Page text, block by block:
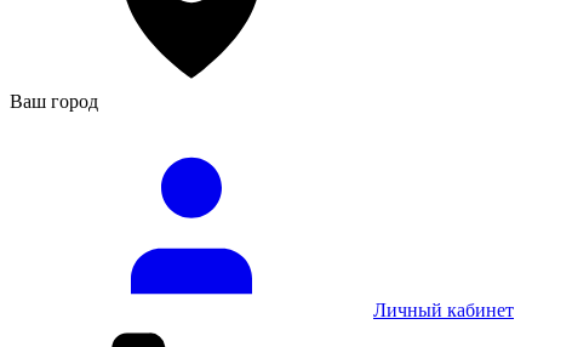
Ваш город
Личный кабинет